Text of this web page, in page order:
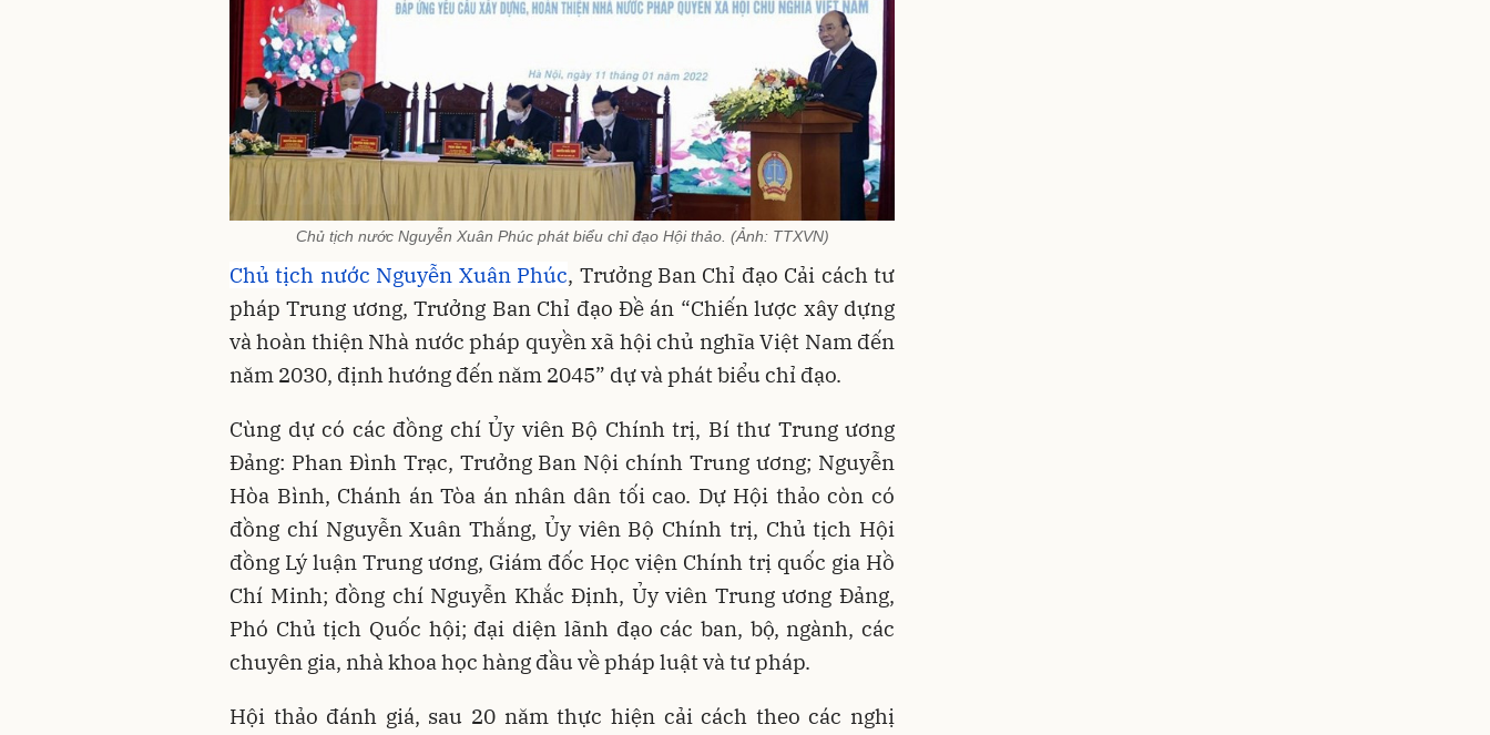
Chủ tịch nước Nguyễn Xuân Phúc phát biểu chỉ đạo Hội thảo. (Ảnh: TTXVN)
Chủ tịch nước Nguyễn Xuân Phúc, Trưởng Ban Chỉ đạo Cải cách tư
pháp Trung ương, Trưởng Ban Chỉ đạo Đề án “Chiến lược xây dựng
và hoàn thiện Nhà nước pháp quyền xã hội chủ nghĩa Việt Nam đến
năm 2030, định hướng đến năm 2045” dự và phát biểu chỉ đạo.
Cùng dự có các đồng chí Ủy viên Bộ Chính trị, Bí thư Trung ương
Đảng: Phan Đình Trạc, Trưởng Ban Nội chính Trung ương; Nguyễn
Hòa Bình, Chánh án Tòa án nhân dân tối cao. Dự Hội thảo còn có
đồng chí Nguyễn Xuân Thắng, Ủy viên Bộ Chính trị, Chủ tịch Hội
đồng Lý luận Trung ương, Giám đốc Học viện Chính trị quốc gia Hồ
Chí Minh; đồng chí Nguyễn Khắc Định, Ủy viên Trung ương Đảng,
Phó Chủ tịch Quốc hội; đại diện lãnh đạo các ban, bộ, ngành, các
chuyên gia, nhà khoa học hàng đầu về pháp luật và tư pháp.
Hội thảo đánh giá, sau 20 năm thực hiện cải cách theo các nghị